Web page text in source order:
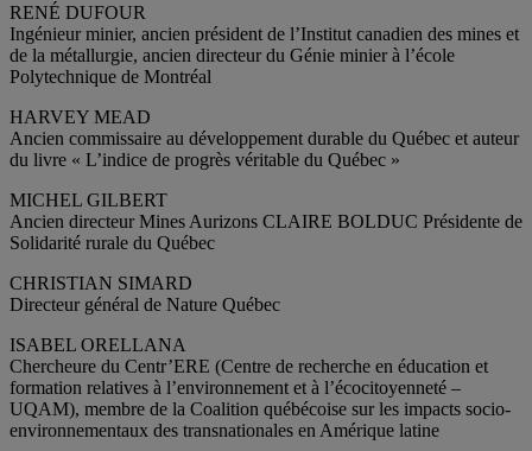
RENÉ DUFOUR
Ingénieur minier, ancien président de l’Institut canadien des mines et
de la métallurgie, ancien directeur du Génie minier à l’école
Polytechnique de Montréal
HARVEY MEAD
Ancien commissaire au développement durable du Québec et auteur
du livre « L’indice de progrès véritable du Québec »
MICHEL GILBERT
Ancien directeur Mines Aurizons CLAIRE BOLDUC Présidente de
Solidarité rurale du Québec
CHRISTIAN SIMARD
Directeur général de Nature Québec
ISABEL ORELLANA
Chercheure du Centr’ERE (Centre de recherche en éducation et
formation relatives à l’environnement et à l’écocitoyenneté –
UQAM), membre de la Coalition québécoise sur les impacts socio-
environnementaux des transnationales en Amérique latine